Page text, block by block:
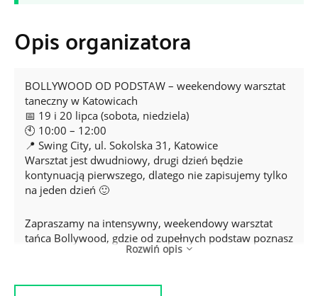
Opis organizatora
BOLLYWOOD OD PODSTAW – weekendowy warsztat
taneczny w Katowicach
📅 19 i 20 lipca (sobota, niedziela)
🕙 10:00 – 12:00
📍 Swing City, ul. Sokolska 31, Katowice
Warsztat jest dwudniowy, drugi dzień będzie
kontynuacją pierwszego, dlatego nie zapisujemy tylko
na jeden dzień 🙂
Zapraszamy na intensywny, weekendowy warsztat
tańca Bollywood, gdzie od zupełnych podstaw poznasz
taneczne ruchy pełne ekspresji, radości i filmowego
dużą dawką dobrej energii!
Rozwiń opis